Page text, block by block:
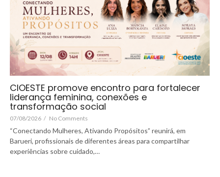
CIOESTE promove encontro para fortalecer
liderança feminina, conexões e
transformação social
07/08/2026 / No Comments
“Conectando Mulheres, Ativando Propósitos” reunirá, em
Barueri, profissionais de diferentes áreas para compartilhar
experiências sobre cuidado,…